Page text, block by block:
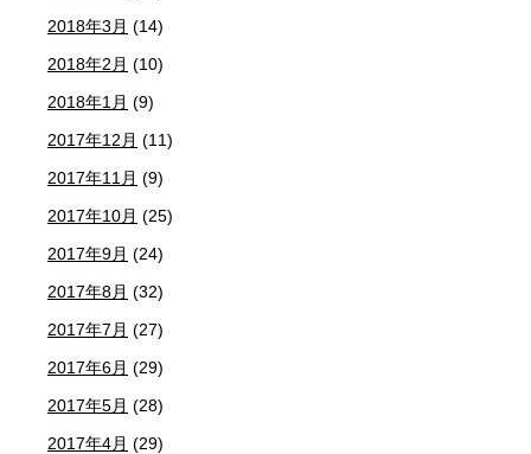
2018年3月 (14)
2018年2月 (10)
2018年1月 (9)
2017年12月 (11)
2017年11月 (9)
2017年10月 (25)
2017年9月 (24)
2017年8月 (32)
2017年7月 (27)
2017年6月 (29)
2017年5月 (28)
2017年4月 (29)